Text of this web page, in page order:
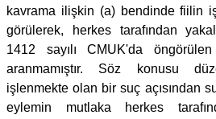
kavrama ilişkin (a) bendinde fiilin
görülerek, herkes tarafından
1412 sayılı CMUK'da
aranmamıştır. Söz konusu
işlenmekte olan bir suç açısından
eylemin mutlaka herkes